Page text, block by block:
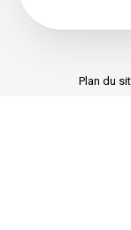
Plan du